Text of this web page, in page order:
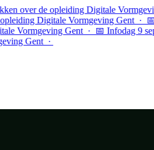
de opleiding Digitale Vormgeving
Digitale Vormgeving Gent · 📅
Gent · 📅 Infodag 9
·